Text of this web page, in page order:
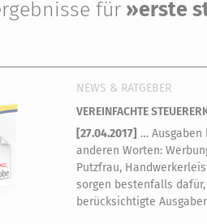
für »erste
NEWS & RATGEBER
VEREINFACHTE
[27.04.2017] … Ausgaben
anderen Worten:
Putzfrau,
sorgen bestenfalls
berücksichtigte